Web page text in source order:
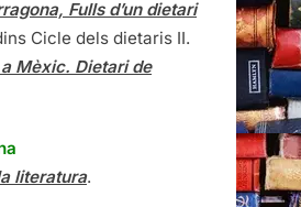
Fulls d’un dietari
Cicle dels dietaris II.
Mèxic. Dietari de
literatura.